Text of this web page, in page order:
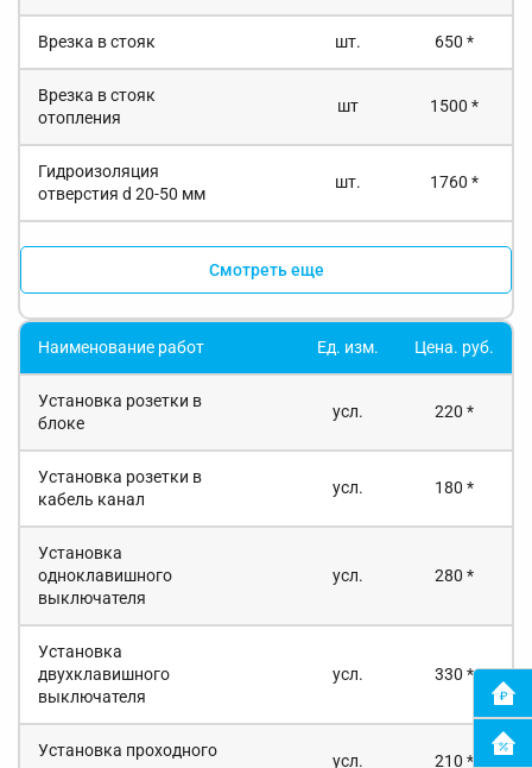
Врезка в стояк шт. 650 *
Врезка в стояк
отопления
шт 1500 *
Гидроизоляция
отверстия d 20-50 мм
шт. 1760 *
Смотреть еще
Наименование работ Ед. изм. Цена. руб.
Установка розетки в
блоке
усл. 220 *
Установка розетки в
кабель канал
усл. 180 *
Установка
одноклавишного
выключателя
усл. 280 *
Установка
двухклавишного
выключателя
усл. 330 *
Установка проходного
усл. 210 *